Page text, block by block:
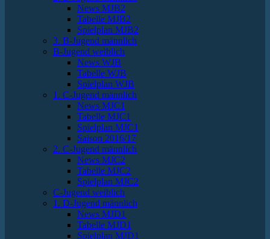
News MJB2
Tabelle MJB2
Spielplan MJB2
3. B-Jugend männlich
B-Jugend weiblich
News WJB
Tabelle WJB
Spielplan WJB
1. C-Jugend männlich
News MJC1
Tabelle MJC1
Spielplan MJC1
Saison 2016/17
2. C-Jugend männlich
News MJC2
Tabelle MJC2
Spielplan MJC2
C-Jugend weiblich
1. D-Jugend männlich
News MJD1
Tabelle MJD1
Spielplan MJD1